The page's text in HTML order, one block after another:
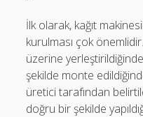
İlk olarak, kağıt
kurulması çok
üzerine
şekilde monte
üretici tarafından
doğru bir şekilde